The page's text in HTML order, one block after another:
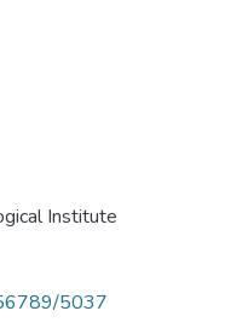
Institute
5037